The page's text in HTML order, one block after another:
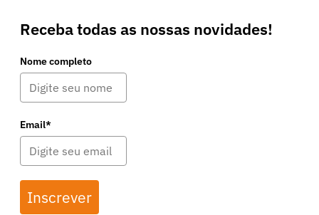
Receba todas as nossas novidades!
Nome completo
Email*
Inscrever